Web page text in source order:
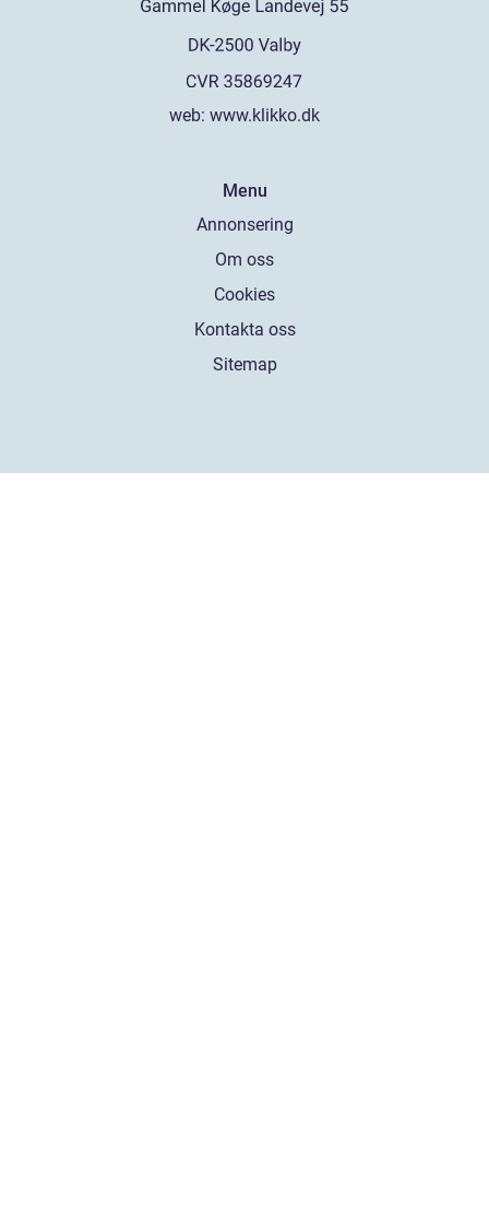
web: www.klikko.dk
Menu
Annonsering
Om oss
Cookies
Kontakta oss
Sitemap